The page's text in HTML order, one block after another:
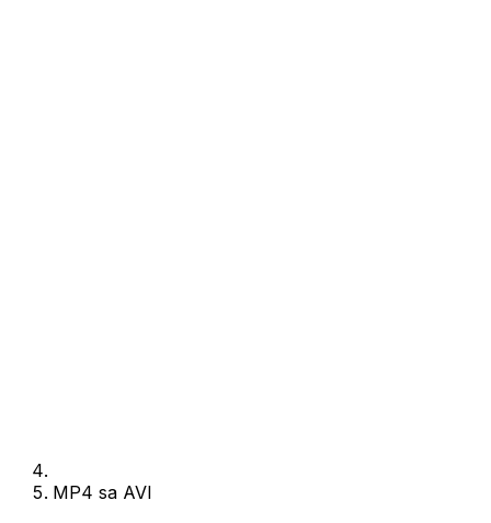
MP4 sa AVI